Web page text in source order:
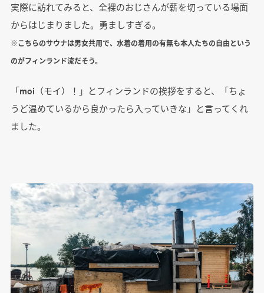
実際に訪れてみると、全裸のおじさんが薪を切っている場面
からはじまりました。勇ましすぎる。
※こちらのサウナは男女共用で、水着の着用の有無も本人たちの自由という
のがフィンランド流だそう。
「moi（モイ）！」とフィンランドの挨拶をすると、「ちょ
うど温めているから良かったら入っていきな」と言ってくれ
ました。